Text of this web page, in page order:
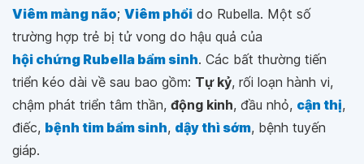
Viêm màng não; Viêm phổi do Rubella. Một số
trường hợp trẻ bị tử vong do hậu quả của
hội chứng Rubella bẩm sinh. Các bất thường tiến
triển kéo dài về sau bao gồm: Tự kỷ, rối loạn hành vi,
chậm phát triển tâm thần, động kinh, đầu nhỏ, cận thị,
điếc, bệnh tim bẩm sinh, dậy thì sớm, bệnh tuyến
giáp.